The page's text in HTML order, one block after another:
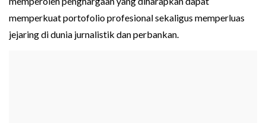
memperkuat portofolio profesional sekaligus memperluas
jejaring di dunia jurnalistik dan perbankan.